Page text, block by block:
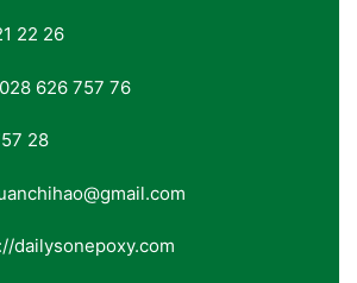
22 26
626 757 76
28
dailysonepoxy.com